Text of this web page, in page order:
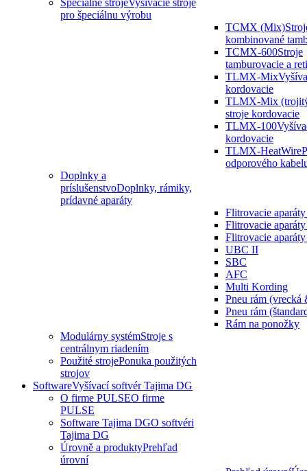
Špeciálne strojeVyšívacie stroje
pro špeciálnu výrobu
TCMX (Mix)
kombinované
TCMX-600Stroje
tamburovacie a
TLMX-Mix
kordovacie
TLMX-Mix
stroje kordovacie
TLMX-100
kordovacie
TLMX-HeatWire
odporového
Doplnky a
príslušenstvoDoplnky, rámiky,
prídavné aparáty
Flitrovacie
Flitrovacie
Flitrovacie
UBC II
SBC
AFC
Multi Kording
Pneu rám (vrecká
Pneu rám
Rám na ponožky
Modulárny systémStroje s
centrálnym riadením
Použité strojePonuka použitých
strojov
SoftwareVyšívací softvér Tajima DG
O firme PULSEO firme
PULSE
Software Tajima DGO softvéri
Tajima DG
Úrovně a produktyPrehľad
úrovní